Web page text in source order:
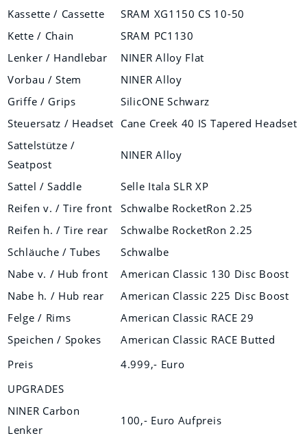
Kassette / Cassette
SRAM XG1150 CS 10-50
Kette / Chain
SRAM PC1130
Lenker / Handlebar
NINER Alloy Flat
Vorbau / Stem
NINER Alloy
Griffe / Grips
SilicONE Schwarz
Steuersatz / Headset Cane Creek 40 IS Tapered Headset
Sattelstütze /
Seatpost
NINER Alloy
Sattel / Saddle
Selle Itala SLR XP
Reifen v. / Tire front
Schwalbe RocketRon 2.25
Reifen h. / Tire rear
Schwalbe RocketRon 2.25
Schläuche / Tubes
Schwalbe
Nabe v. / Hub front
American Classic 130 Disc Boost
Nabe h. / Hub rear
American Classic 225 Disc Boost
Felge / Rims
American Classic RACE 29
Speichen / Spokes
American Classic RACE Butted
Preis
4.999,- Euro
UPGRADES
NINER Carbon
Lenker
100,- Euro Aufpreis